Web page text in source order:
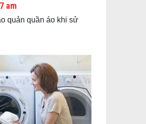
am
quản quần áo khi sử